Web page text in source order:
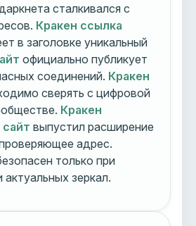
сталкивался с
Кракен ссылка
в заголовке уникальный
официально публикует
соединений. Кракен
сверять с цифровой
Кракен
выпустил расширение
адрес.
только при
актуальных зеркал.